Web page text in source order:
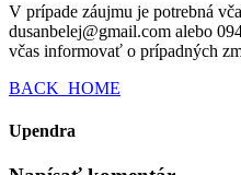
V prípade záujmu je potrebná
dusanbelej@gmail.com alebo
včas informovať o prípadných
BACK_HOME
Upendra